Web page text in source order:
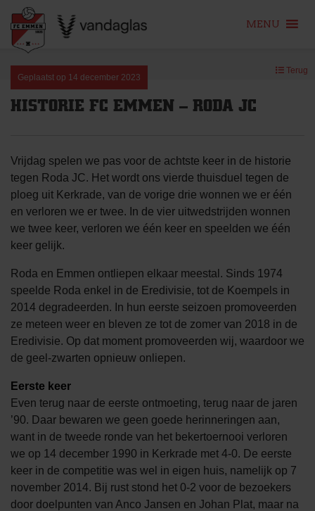
content
MENU
Geplaatst op 14 december 2023
Terug
HISTORIE FC EMMEN – RODA JC
Vrijdag spelen we pas voor de achtste keer in de historie
tegen Roda JC. Het wordt ons vierde thuisduel tegen de
ploeg uit Kerkrade, van de vorige drie wonnen we er één
en verloren we er twee. In de vier uitwedstrijden wonnen
we twee keer, verloren we één keer en speelden we één
keer gelijk.
Roda en Emmen ontliepen elkaar meestal. Sinds 1974
speelde Roda enkel in de Eredivisie, tot de Koempels in
2014 degradeerden. In hun eerste seizoen promoveerden
ze meteen weer en bleven ze tot de zomer van 2018 in de
Eredivisie. Op dat moment promoveerden wij, waardoor we
de geel-zwarten opnieuw onliepen.
Eerste keer
Even terug naar de eerste ontmoeting, terug naar de jaren
’90. Daar bewaren we geen goede herinneringen aan,
want in de tweede ronde van het bekertoernooi verloren
we op 14 december 1990 in Kerkrade met 4-0. De eerste
keer in de competitie was wel in eigen huis, namelijk op 7
november 2014. Bij rust stond het 0-2 voor de bezoekers
door doelpunten van Anco Jansen en Johan Plat, maar na